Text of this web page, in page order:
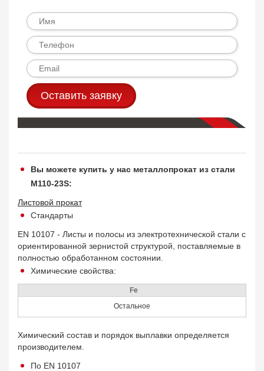
Оставить заявку
Вы можете купить у нас металлопрокат из стали
M110-23S:
Листовой прокат
Стандарты
EN 10107 - Листы и полосы из электротехнической стали с
ориентированной зернистой структурой, поставляемые в
полностью обработанном состоянии.
Химические свойства:
Fe
Остальное
Химический состав и порядок выплавки определяется
производителем.
По EN 10107